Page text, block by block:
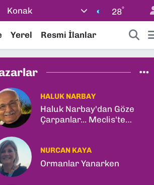
Konak 28°
Yerel Resmi İlanlar
HALUK NARBAY
Haluk Narbay'dan Göze
Çarpanlar... Meclis'te
NURCAN KAYA
Ormanlar Yanarken